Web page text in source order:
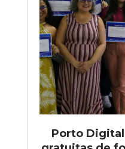
Porto